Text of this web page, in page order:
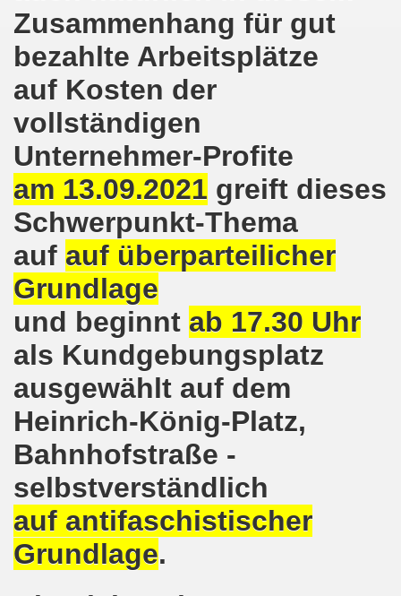
Zusammenhang für gut
bezahlte Arbeitsplätze
auf Kosten der
vollständigen
Unternehmer-Profite
am 13.09.2021 greift dieses
Schwerpunkt-Thema
auf auf überparteilicher
Grundlage
und beginnt ab 17.30 Uhr
als Kundgebungsplatz
ausgewählt auf dem
Heinrich-König-Platz,
Bahnhofstraße -
selbstverständlich
auf antifaschistischer
Grundlage.
am 13.09.2021 im direkten Gespräch -
solidarisch am 12.07.2021 mit Stefan Engel,
Bewegung Gelsenkirchen am 12.07.2021!
Bürger am 14.06.2021 müssen alle
Gelsenkirchener Montagsdemo-Bewegung am
Bewegung am 17.05.2021 setzt Zeichen der Solidarität
am 12.04.2021: Klare Kante gegen Corona-
als einer der Schwerpunkt-Themen am 12.04.2021 der
am 29.03.2021 mit großem Zuspruch -
Bewegung am 29.03.2021 steht konsequent
sendet kämpferische Grüße am 08.03.2021 zum
Bewegung am 08.03.2021 im Zeichen des
Montagsdemo-Bewegung am 08. März
bei Eiseskälte gegen die katastrophale Flüchtlings-
Montagsdemo-Bewegung am 15. Februar 2021